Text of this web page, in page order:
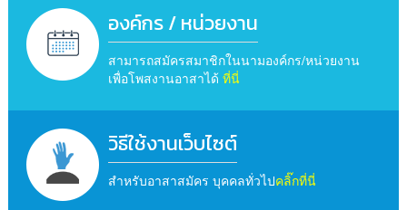
องค์กร / หน่วยงาน
สามารถสมัครสมาชิกในนามองค์กร/หน่วยงาน
เพื่อโพสงานอาสาได้ ที่นี่
วิธีใช้งานเว็บไซต์
สำหรับอาสาสมัคร บุคคลทั่วไปคลิ๊กที่นี่